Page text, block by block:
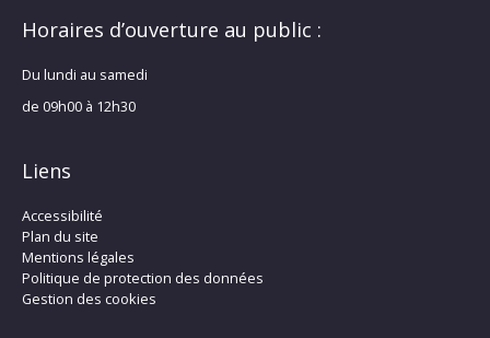
Horaires d’ouverture au public :
Du lundi au samedi
de 09h00 à 12h30
Liens
Accessibilité
Plan du site
Mentions légales
Politique de protection des données
Gestion des cookies